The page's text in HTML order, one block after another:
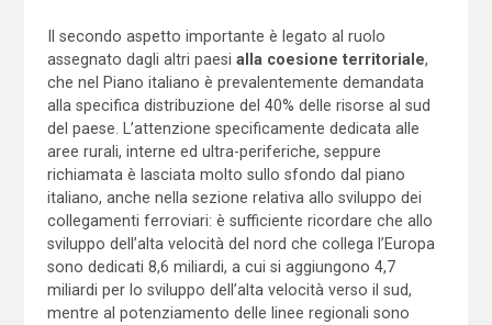
Il secondo aspetto importante è legato al ruolo
assegnato dagli altri paesi alla coesione territoriale,
che nel Piano italiano è prevalentemente demandata
alla specifica distribuzione del 40% delle risorse al sud
del paese. L’attenzione specificamente dedicata alle
aree rurali, interne ed ultra-periferiche, seppure
richiamata è lasciata molto sullo sfondo dal piano
italiano, anche nella sezione relativa allo sviluppo dei
collegamenti ferroviari: è sufficiente ricordare che allo
sviluppo dell’alta velocità del nord che collega l’Europa
sono dedicati 8,6 miliardi, a cui si aggiungono 4,7
miliardi per lo sviluppo dell’alta velocità verso il sud,
mentre al potenziamento delle linee regionali sono